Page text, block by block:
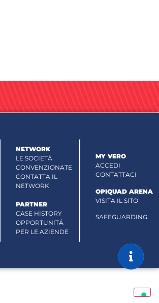
NETWORK
LE SOCIETÀ
CONVENZIONATE
CONTATTA IL
NETWORK
PARTNER
CASE HISTORY
OPPORTUNITÁ
PER LE AZIENDE
MY VERO
ACCEDI
CONTATTACI
OPIQUAD ARENA
VISITA IL SITO
SAFEGUARDING